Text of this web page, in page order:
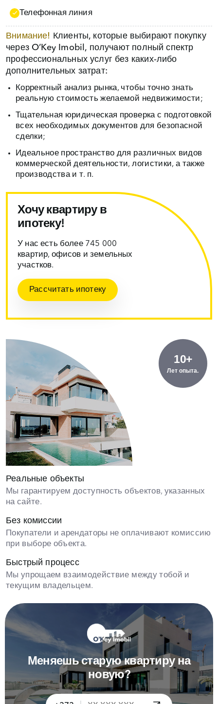
Телефонная линия
Внимание!
Клиенты, которые выбирают покупку
через O’Key Imobil, получают полный спектр
профессиональных услуг без каких‑либо
дополнительных затрат:
Корректный анализ рынка, чтобы точно знать
реальную стоимость желаемой недвижимости;
Тщательная юридическая проверка с подготовкой
всех необходимых документов для безопасной
сделки;
Идеальное пространство для различных видов
коммерческой деятельности, логистики, а также
производства и т. п.
Хочу квартиру в
ипотеку!
У нас есть более 745 000
квартир, офисов и земельных
участков.
Рассчитать ипотеку
10+
Лет опыта.
Реальные объекты
Мы гарантируем доступность объектов, указанных
на сайте.
Без комиссии
Покупатели и арендаторы не оплачивают комиссию
при выборе объекта.
Быстрый процесс
Мы упрощаем взаимодействие между тобой и
текущим владельцем.
Меняешь старую квартиру на
новую?